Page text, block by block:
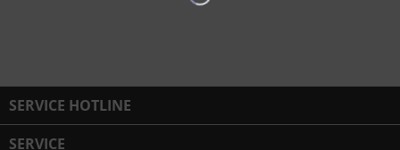
SERVICE HOTLINE
SERVICE